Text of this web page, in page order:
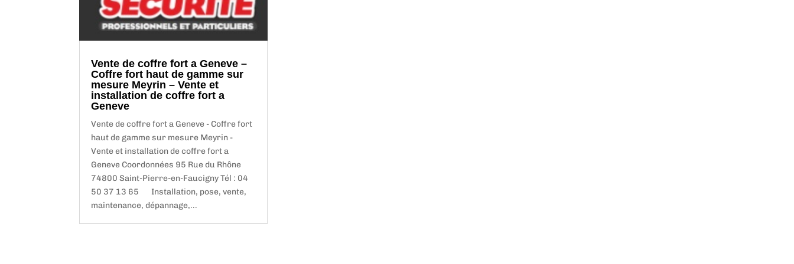
Vente de coffre fort a Geneve –
Coffre fort haut de gamme sur
mesure Meyrin – Vente et
installation de coffre fort a
Geneve
Vente de coffre fort a Geneve - Coffre fort
haut de gamme sur mesure Meyrin -
Vente et installation de coffre fort a
Geneve Coordonnées 95 Rue du Rhône
74800 Saint-Pierre-en-Faucigny Tél : 04
50 37 13 65 Installation, pose, vente,
maintenance, dépannage,...